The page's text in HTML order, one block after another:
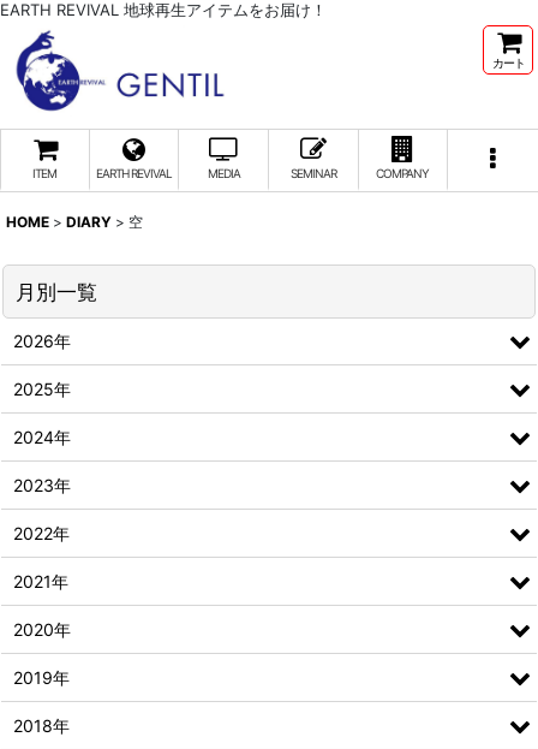
EARTH REVIVAL 地球再生アイテムをお届け！
カート
ITEM EARTH REVIVAL MEDIA SEMINAR COMPANY
HOME > DIARY > 空
月別一覧
2026年
2025年
2024年
2023年
2022年
2021年
2020年
2019年
2018年